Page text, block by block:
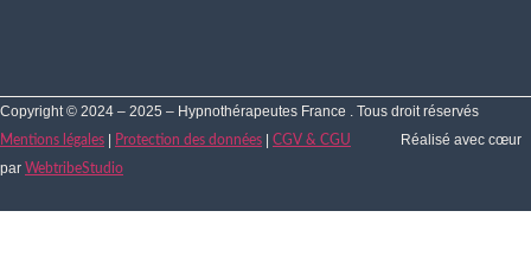
Copyright © 2024 – 2025 – Hypnothérapeutes France . Tous droit réservés
Mentions légales Protection des données CGV & CGU
Réalisé avec cœur
par WebtribeStudio